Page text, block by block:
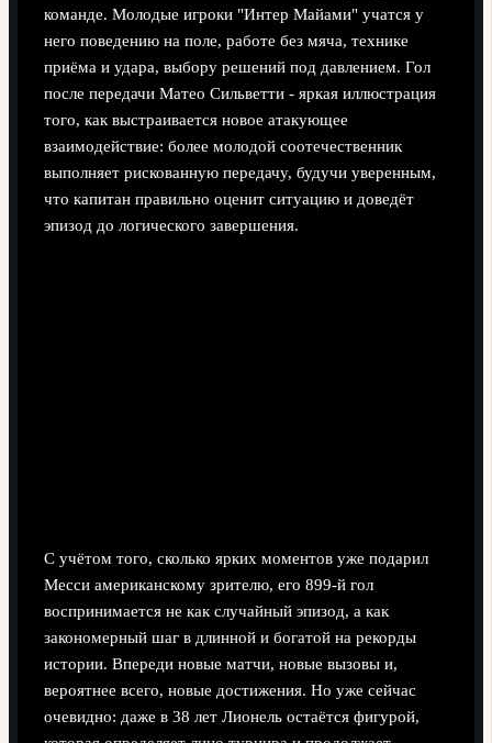
команде. Молодые игроки "Интер Майами" учатся у
него поведению на поле, работе без мяча, технике
приёма и удара, выбору решений под давлением. Гол
после передачи Матео Сильветти - яркая иллюстрация
того, как выстраивается новое атакующее
взаимодействие: более молодой соотечественник
выполняет рискованную передачу, будучи уверенным,
что капитан правильно оценит ситуацию и доведёт
эпизод до логического завершения.
С учётом того, сколько ярких моментов уже подарил
Месси американскому зрителю, его 899-й гол
воспринимается не как случайный эпизод, а как
закономерный шаг в длинной и богатой на рекорды
истории. Впереди новые матчи, новые вызовы и,
вероятнее всего, новые достижения. Но уже сейчас
очевидно: даже в 38 лет Лионель остаётся фигурой,